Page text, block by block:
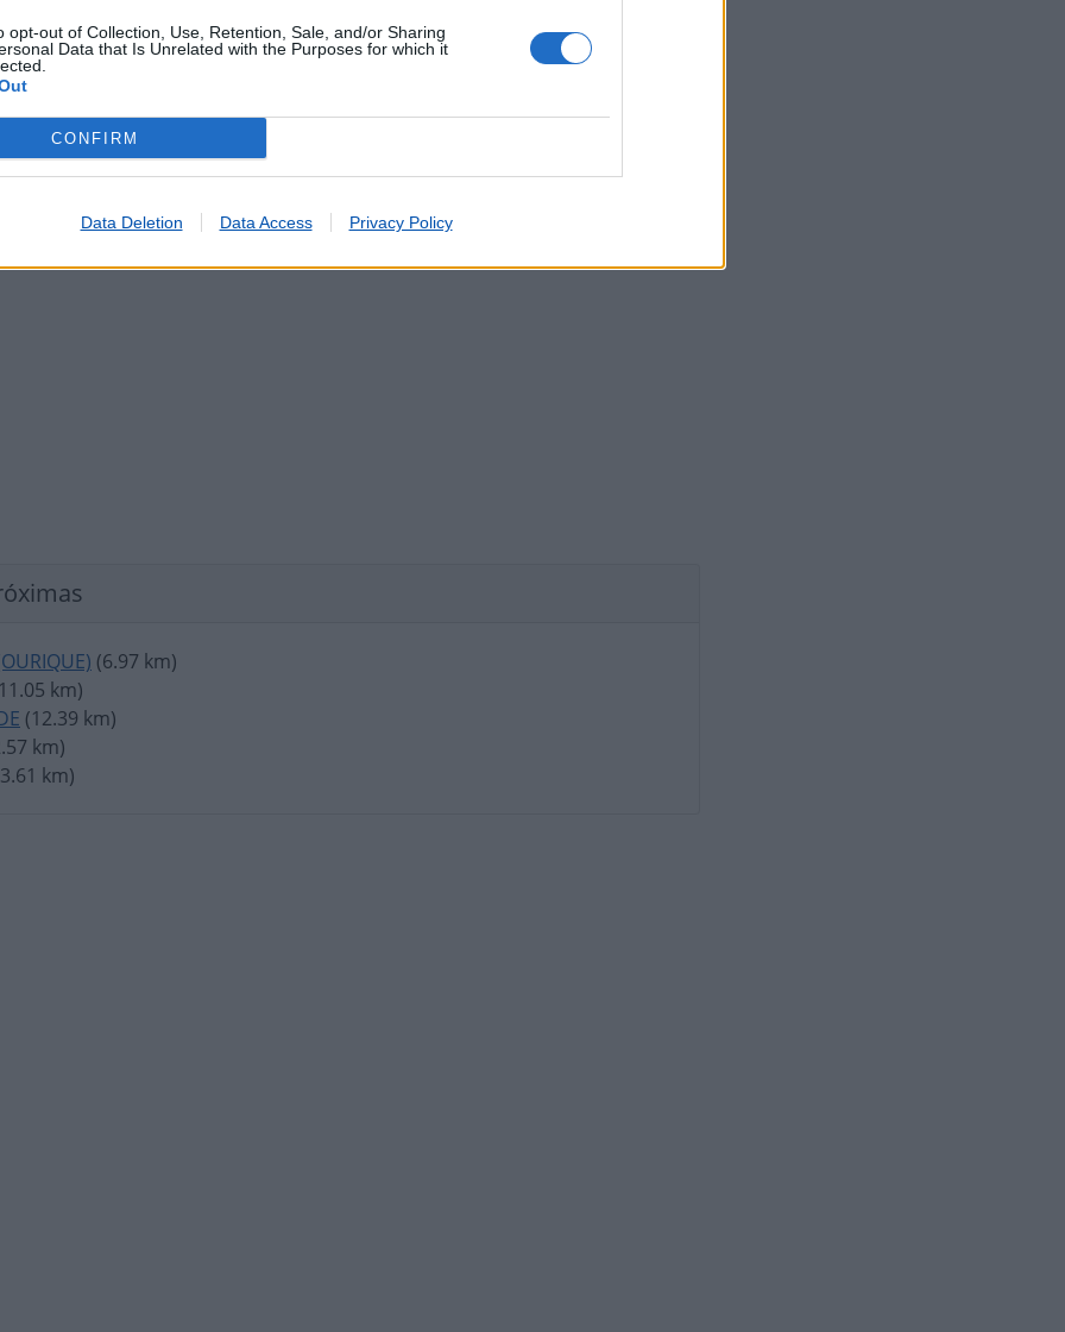
opt-out of Collection, Use, Retention, Sale, and/or Sharing
Data that Is Unrelated with the Purposes for which it
CONFIRM
Data Deletion Data Access Privacy Policy
- Internacionais
- Nacionais
de Faturas
(6.97 km)
km)
(12.39 km)
km)
km)